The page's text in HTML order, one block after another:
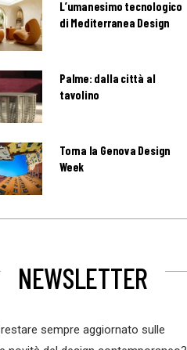
L’umanesimo tecnologico
di Mediterranea Design
Palme: dalla città al
tavolino
Torna la Genova Design
Week
NEWSLETTER
sempre aggiornato sulle